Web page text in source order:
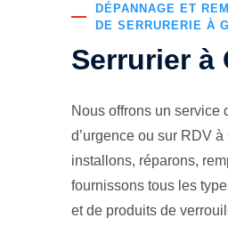
DÉPANNAGE ET
DE SERRURERIE À
Serrurier à
Nous offrons un service
d’urgence ou sur RDV
installons, réparons,
fournissons tous les
et de produits de